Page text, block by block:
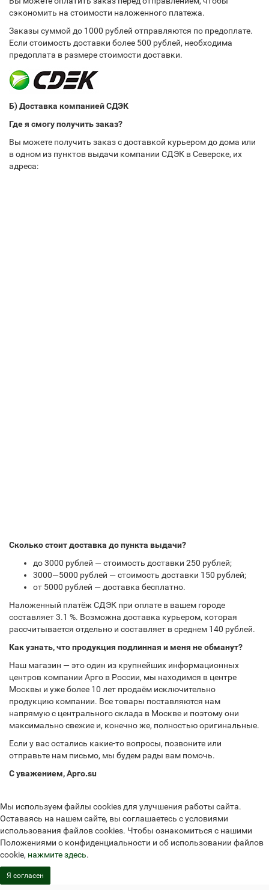
сэкономить на стоимости наложенного платежа.
Заказы суммой до 1000 рублей отправляются по предоплате.
Если стоимость доставки более 500 рублей, необходима
предоплата в размере стоимости доставки.
Б) Доставка компанией СДЭК
Где я смогу получить заказ?
Вы можете получить заказ с доставкой курьером до дома или
в одном из пунктов выдачи компании СДЭК в Северске, их
адреса:
Сколько стоит доставка до пункта выдачи?
до 3000 рублей — стоимость доставки 250 рублей;
3000—5000 рублей — стоимость доставки 150 рублей;
от 5000 рублей — доставка бесплатно.
Наложенный платёж СДЭК при оплате в вашем городе
составляет 3.1 %. Возможна доставка курьером, которая
рассчитывается отдельно и составляет в среднем 140 рублей.
Как узнать, что продукция подлинная и меня не обманут?
Наш магазин — это один из крупнейших информационных
центров компании Арго в России, мы находимся в центре
Москвы и уже более 10 лет продаём исключительно
продукцию компании. Все товары поставляются нам
напрямую с центрального склада в Москве и поэтому они
максимально свежие и, конечно же, полностью оригинальные.
Если у вас остались какие-то вопросы, позвоните или
отправьте нам письмо, мы будем рады вам помочь.
С уважением, Арго.su
Мы используем файлы cookies для улучшения работы сайта.
Оставаясь на нашем сайте, вы соглашаетесь с условиями
использования файлов cookies. Чтобы ознакомиться с нашими
Положениями о конфиденциальности и об использовании файлов
cookie, нажмите здесь.
Я согласен